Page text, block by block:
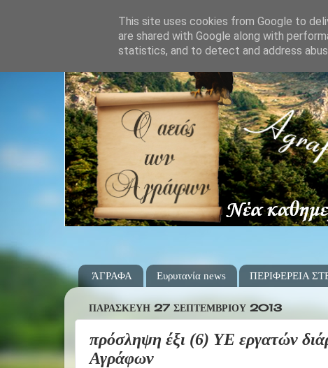
ΆΓΡΑΦΑ Ευρυτανία news ΠΕΡΙΦΕΡΕΙΑ
ΠΑΡΑΣΚΕΥΉ 27 ΣΕΠΤΕΜΒΡΊΟΥ 2013
πρόσληψη έξι (6) ΥΕ εργατών
Αγράφων
This site uses cookies from Google to
are shared with Google along with
statistics, and to detect and address